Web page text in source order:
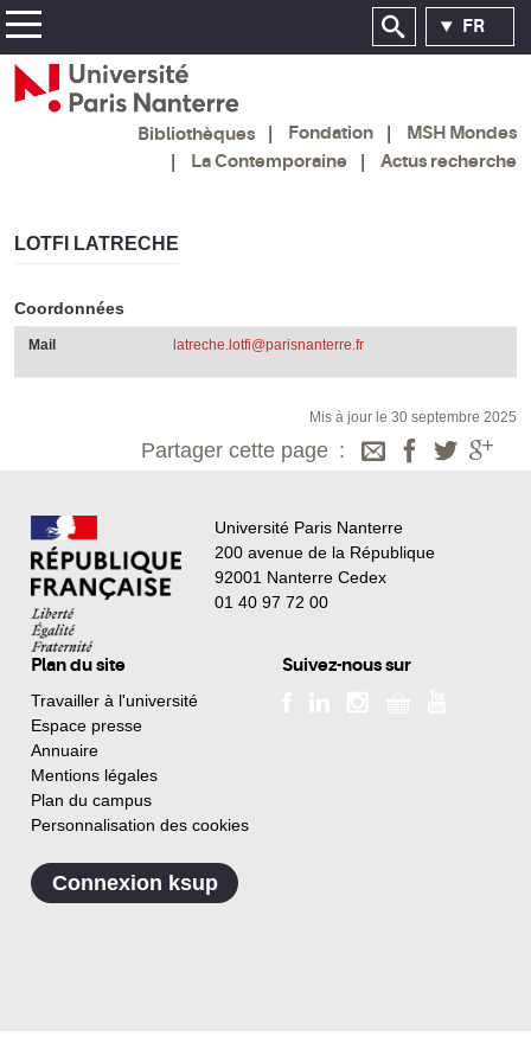
FR
Bibliothèques Fondation
MSH Mondes
La Contemporaine
Actus recherche
LOTFI LATRECHE
Coordonnées
Mail latreche.lotfi@parisnanterre.fr
Mis à jour le 30 septembre 2025
Partager cette page
Université Paris Nanterre
200 avenue de la République
92001 Nanterre Cedex
01 40 97 72 00
Plan du site
Travailler à l'université
Espace presse
Annuaire
Mentions légales
Plan du campus
Personnalisation des cookies
Suivez-nous sur
Connexion ksup